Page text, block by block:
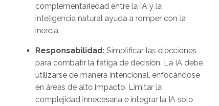
complementariedad entre la IA y la
inteligencia natural ayuda a romper con la
inercia.
Responsabilidad: Simplificar las elecciones
para combatir la fatiga de decisión. La IA debe
utilizarse de manera intencional, enfocándose
en áreas de alto impacto. Limitar la
complejidad innecesaria e integrar la IA solo